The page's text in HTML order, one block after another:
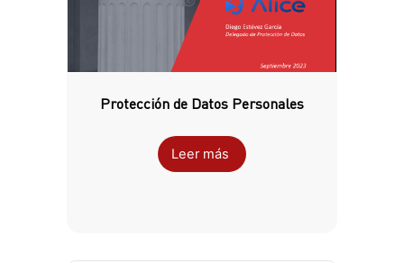
Protección de Datos Personales
Leer más